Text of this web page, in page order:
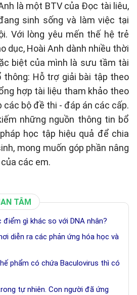
là một BTV của Đọc tài liêu,
sinh sống và làm việc tại
Với lòng yêu mến thế hệ trẻ
dục, Hoài Anh dành nhiều thời
biệt của mình là sưu tầm tài
thông: Hỗ trợ giải bài tập theo
hợp tài liệu tham khảo theo
các bộ đề thi - đáp án các cấp.
những nguồn thông tin bổ
học tập hiệu quả để chia
mong muốn góp phần nâng
các em.
TÂM
gì khác so với DNA nhân?
diễn ra các phản ứng hóa học và
phẩm có chứa Baculovirus thì có
tự nhiên. Con người đã ứng